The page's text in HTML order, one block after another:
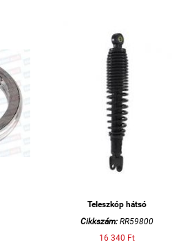
Teleszkóp hátsó
Cikkszám: RR59800
16 340 Ft